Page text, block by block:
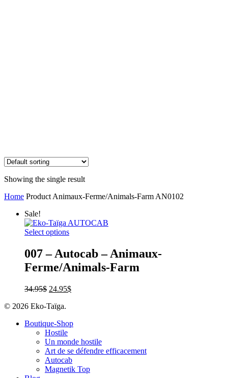
Showing the single result
Home Product Animaux-Ferme/Animals-Farm AN0102
Sale!
Select options
007 – Autocab – Animaux-
Ferme/Animals-Farm
34.95$ 24.95$
© 2026 Eko-Taïga.
Boutique-Shop
Hostile
Un monde hostile
Art de se défendre efficacement
Autocab
Magnetik Top